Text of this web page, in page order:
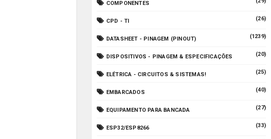
COMPONENTES
CPD - TI (26)
DATASHEET - PINAGEM (PINOUT) (1239)
DISPOSITIVOS - PINAGEM & ESPECIFICAÇÕES (20)
ELÉTRICA - CIRCUITOS & SISTEMAS! (25)
EMBARCADOS (40)
EQUIPAMENTO PARA BANCADA (27)
ESP32/ESP8266 (33)